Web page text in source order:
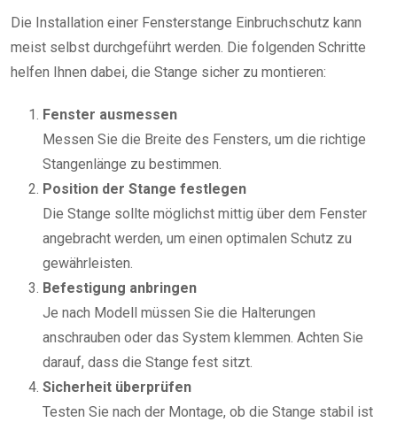
Die Installation einer Fensterstange Einbruchschutz kann
meist selbst durchgeführt werden. Die folgenden Schritte
helfen Ihnen dabei, die Stange sicher zu montieren:
Fenster ausmessen
Messen Sie die Breite des Fensters, um die richtige
Stangenlänge zu bestimmen.
Position der Stange festlegen
Die Stange sollte möglichst mittig über dem Fenster
angebracht werden, um einen optimalen Schutz zu
gewährleisten.
Befestigung anbringen
Je nach Modell müssen Sie die Halterungen
anschrauben oder das System klemmen. Achten Sie
darauf, dass die Stange fest sitzt.
Sicherheit überprüfen
Testen Sie nach der Montage, ob die Stange stabil ist